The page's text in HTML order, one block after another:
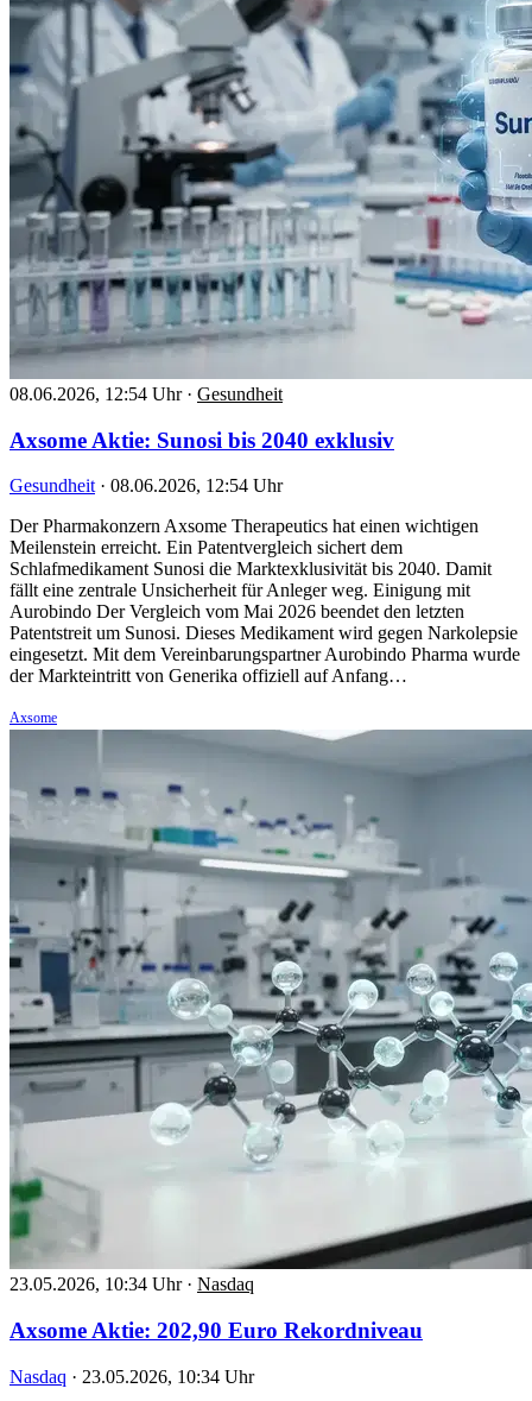
08.06.2026, 12:54 Uhr · Gesundheit
Axsome Aktie: Sunosi bis 2040 exklusiv
Gesundheit · 08.06.2026, 12:54 Uhr
Der Pharmakonzern Axsome Therapeutics hat einen wichtigen
Meilenstein erreicht. Ein Patentvergleich sichert dem
Schlafmedikament Sunosi die Marktexklusivität bis 2040. Damit
fällt eine zentrale Unsicherheit für Anleger weg. Einigung mit
Aurobindo Der Vergleich vom Mai 2026 beendet den letzten
Patentstreit um Sunosi. Dieses Medikament wird gegen Narkolepsie
eingesetzt. Mit dem Vereinbarungspartner Aurobindo Pharma wurde
der Markteintritt von Generika offiziell auf Anfang…
Axsome
23.05.2026, 10:34 Uhr · Nasdaq
Axsome Aktie: 202,90 Euro Rekordniveau
Nasdaq · 23.05.2026, 10:34 Uhr